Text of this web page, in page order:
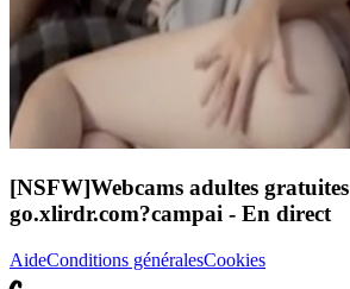
[NSFW]Webcams adultes gratuites
go.xlirdr.com?campai - En direct
AideConditions généralesCookies